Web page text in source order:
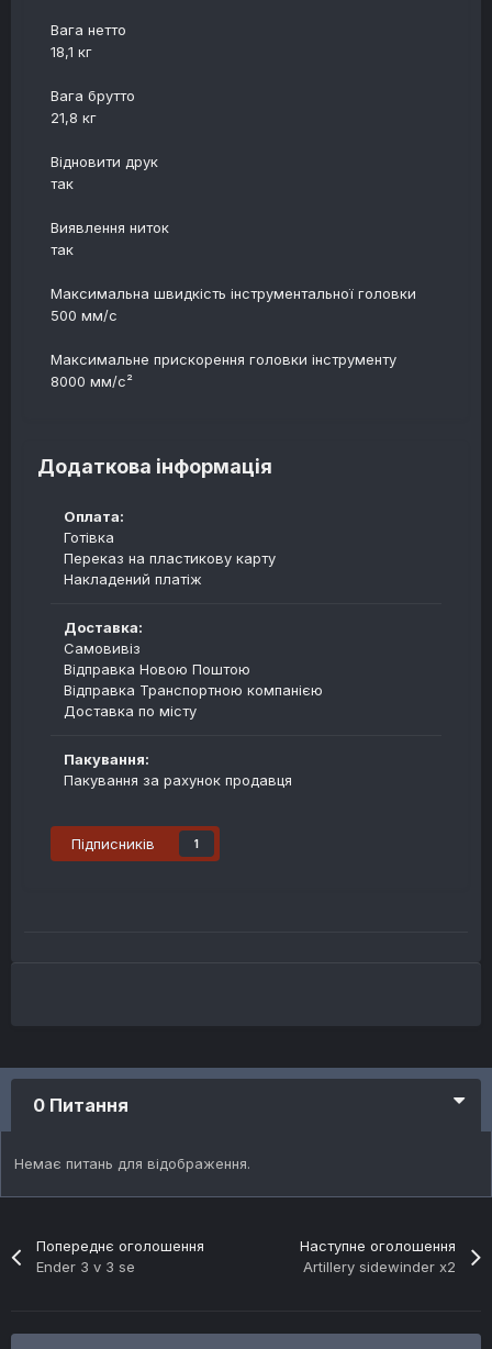
Вага нетто
18,1 кг
Вага брутто
21,8 кг
Відновити друк
так
Виявлення ниток
так
Максимальна швидкість інструментальної головки
500 мм/с
Максимальне прискорення головки інструменту
8000 мм/с²
Додаткова інформація
Оплата:
Готівка
Переказ на пластикову карту
Накладений платіж
Доставка:
Самовивіз
Відправка Новою Поштою
Відправка Транспортною компанією
Доставка по місту
Пакування:
Пакування за рахунок продавця
Підписників 1
0 Питання
Немає питань для відображення.
Попереднє оголошення
Ender 3 v 3 se
Наступне оголошення
Artillery sidewinder x2